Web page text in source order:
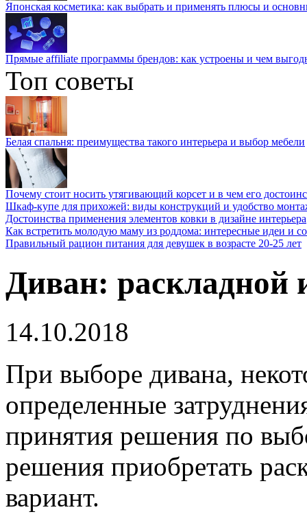
Японская косметика: как выбрать и применять плюсы и
Прямые affiliate программы брендов: как устроены и чем
Топ советы
Белая спальня: преимущества такого интерьера и выбор мебели
Почему стоит носить утягивающий корсет и в чем его
Шкаф-купе для прихожей: виды конструкций и удобство
Достоинства применения элементов ковки в дизайне интерьера
Как встретить молодую маму из роддома: интересные идеи и
Правильный рацион питания для девушек в возрасте 20-25 лет
Диван: раскладной
14.10.2018
При выборе дивана,
определенные
принятия решения по
решения приобретать
вариант.